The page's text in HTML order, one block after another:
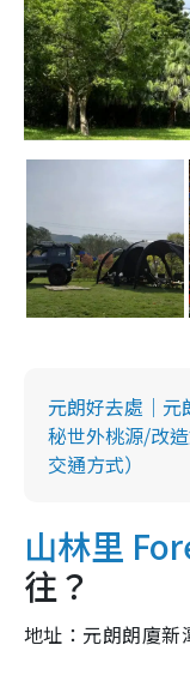
元朗好去處｜
秘世外桃源/改
交通方式）
山林里
往？
地址：元朗朗廈新